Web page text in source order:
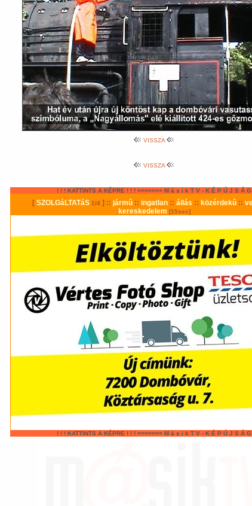
VISSZA
VISSZA
! ! ! KATTINTS A KÉPRE ! ! ! ======= M á s i k T V - K É P Ú J S Á G
! ! ! KATTINTS A KÉPRE ! ! ! ======= M á s i k T V - K É P Ú J S Á G